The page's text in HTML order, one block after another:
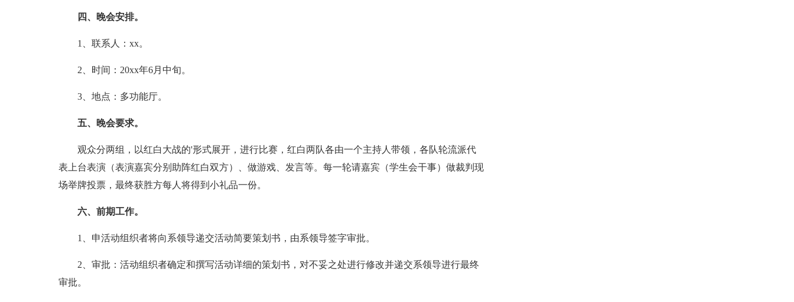
四、晚会安排。
1、联系人：xx。
2、时间：20xx年6月中旬。
3、地点：多功能厅。
五、晚会要求。
观众分两组，以红白大战的'形式展开，进行比赛，红白两队各由一个主持人带领，各队轮流派代
表上台表演（表演嘉宾分别助阵红白双方）、做游戏、发言等。每一轮请嘉宾（学生会干事）做裁判现
场举牌投票，最终获胜方每人将得到小礼品一份。
六、前期工作。
1、申活动组织者将向系领导递交活动简要策划书，由系领导签字审批。
2、审批：活动组织者确定和撰写活动详细的策划书，对不妥之处进行修改并递交系领导进行最终
审批。